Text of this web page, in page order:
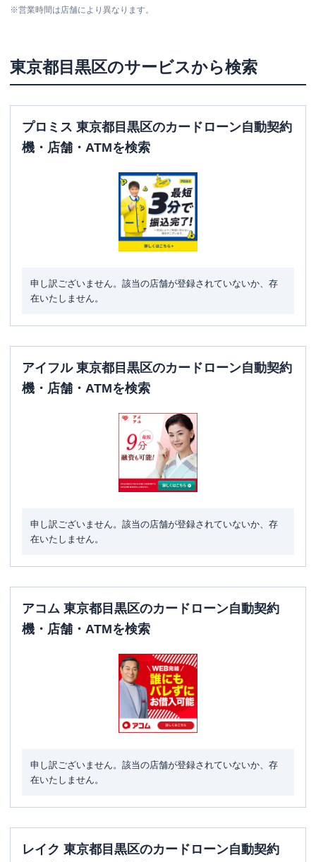
営業時間
平日：09:00-21:00
土曜
ATM営業時間
土曜：-
日祝：-
✕
✕
東京都目黒区中根1-3-1
営業時間
平日：-
日祝：-
ATM ✕
✕
東京都目黒区鷹番3-6-4
※営業時間は店舗により異なります。
東京都目黒区のサービスから検索
プロミス 東京都目黒区のカードローン自動契約
機・店舗・ATMを検索
申し訳ございません。該当の店舗が登録されていないか、存
在いたしません。
アイフル 東京都目黒区のカードローン自動契約
機・店舗・ATMを検索
申し訳ございません。該当の店舗が登録されていないか、存
在いたしません。
アコム 東京都目黒区のカードローン自動契約
機・店舗・ATMを検索
申し訳ございません。該当の店舗が登録されていないか、存
在いたしません。
レイク 東京都目黒区のカードローン自動契約